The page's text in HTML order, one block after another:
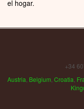
el hogar.
+34
Austria, Belgium, Croatia,